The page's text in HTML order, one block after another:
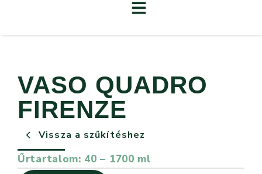
VASO QUADRO
FIRENZE
Vissza a szűkítéshez
Űrtartalom: 40 – 1700 ml